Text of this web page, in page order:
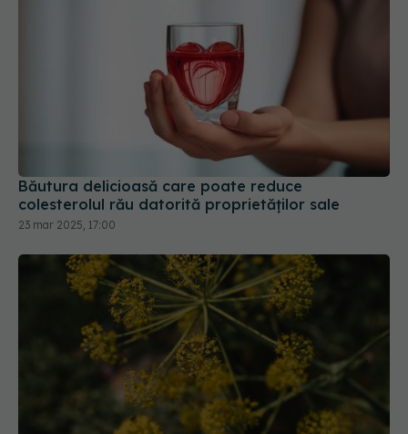
Băutura delicioasă care poate reduce
colesterolul rău datorită proprietăților sale
23 mar 2025, 17:00